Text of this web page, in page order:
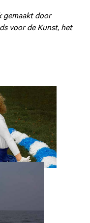
gemaakt door
voor de Kunst, het